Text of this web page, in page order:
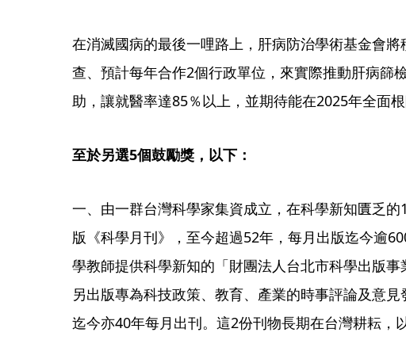
在消滅國病的最後一哩路上，肝病防治學術基金會
查、預計每年合作2個行政單位，來實際推動肝病篩
助，讓就醫率達85％以上，並期待能在2025年全面根
至於另選5個鼓勵獎，以下：
一、由一群台灣科學家集資成立，在科學新知匱乏
版《科學月刊》，至今超過52年，每月出版迄今逾
學教師提供科學新知的「財團法人台北市科學出版事
另出版專為科技政策、教育、產業的時事評論及意見
迄今亦40年每月出刊。這2份刊物長期在台灣耕耘，